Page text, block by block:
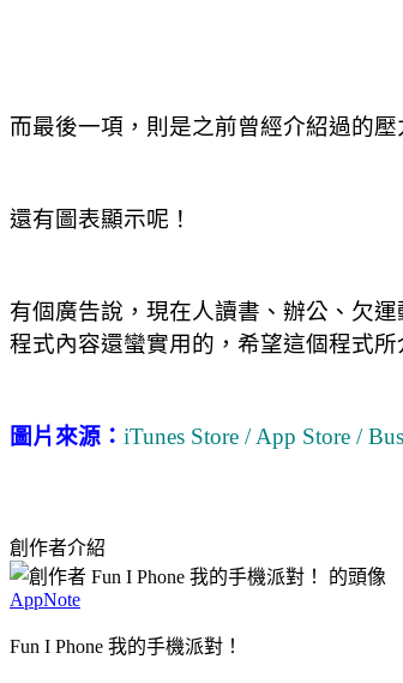
而最後一項，則是之前曾經介紹過的
還有圖表顯示呢！
有個廣告說，現在人讀書、辦公、欠
程式內容還蠻實用的，希望這個程式
圖片來源： iTunes Store / App Store /
創作者介紹
AppNote
Fun I Phone 我的手機派對！